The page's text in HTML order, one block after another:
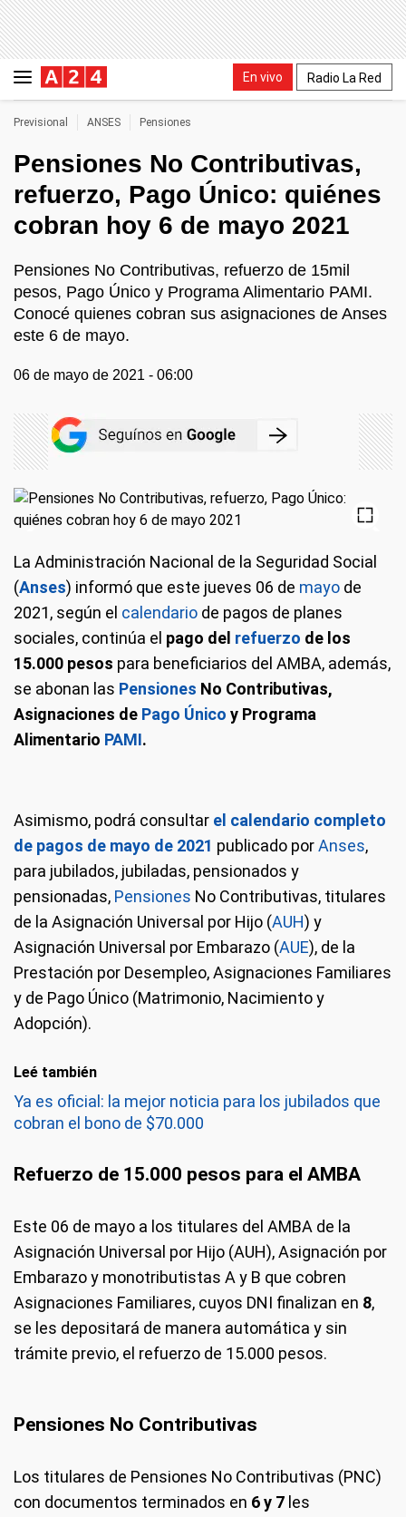
En vivo Radio La Red
Previsional ANSES Pensiones
Pensiones No Contributivas,
refuerzo, Pago Único: quiénes
cobran hoy 6 de mayo 2021
Pensiones No Contributivas, refuerzo de 15mil
pesos, Pago Único y Programa Alimentario PAMI.
Conocé quienes cobran sus asignaciones de Anses
este 6 de mayo.
06 de mayo de 2021 - 06:00
La Administración Nacional de la Seguridad Social
(Anses) informó que este jueves 06 de mayo de
2021, según el calendario de pagos de planes
sociales, continúa el pago del refuerzo de los
15.000 pesos para beneficiarios del AMBA, además,
se abonan las Pensiones No Contributivas,
Asignaciones de Pago Único y Programa
Alimentario PAMI.
Asimismo, podrá consultar el calendario completo
de pagos de mayo de 2021 publicado porAnses,
para jubilados, jubiladas, pensionados y
pensionadas, Pensiones No Contributivas, titulares
de la Asignación Universal por Hijo (AUH) y
Asignación Universal por Embarazo (AUE), de la
Prestación por Desempleo, Asignaciones Familiares
y de Pago Único (Matrimonio, Nacimiento y
Adopción).
Leé también
Ya es oficial: la mejor noticia para los jubilados que
cobran el bono de $70.000
Refuerzo de 15.000 pesos para el AMBA
Este 06 de mayo a los titulares del AMBA de la
Asignación Universal por Hijo (AUH), Asignación por
Embarazo y monotributistas A y B que cobren
Asignaciones Familiares, cuyos DNI finalizan en 8,
se les depositará de manera automática y sin
trámite previo, el refuerzo de 15.000 pesos.
Pensiones No Contributivas
Los titulares de Pensiones No Contributivas (PNC)
con documentos terminados en 6 y 7 les